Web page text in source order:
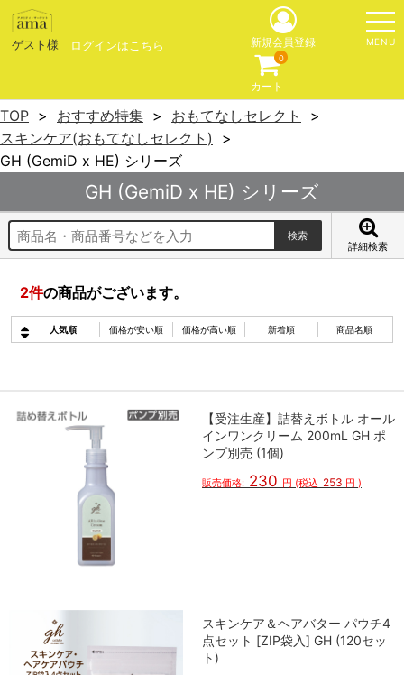
ゲスト様 ログインはこちら MENU
新規会員登録
カート
0
TOP おすすめ特集
おもてなしセレクト
スキンケア(おもてなしセレクト)
GH (GemiD x HE) シリーズ
GH (GemiD x HE) シリーズ
詳細検索
2件の商品がございます。
人気順 価格が安い順 価格が高い順 新着順 商品名順
【受注生産】詰替えボトル オール
インワンクリーム 200mL GH ポ
ンプ別売 (1個)
販売価格: 230 円 (税込 253 円 )
スキンケア＆ヘアバター パウチ4
点セット [ZIP袋入] GH (120セッ
ト)